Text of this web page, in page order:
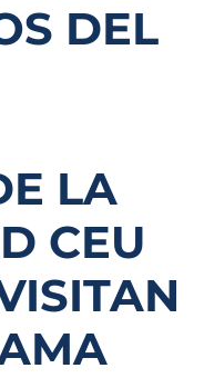
DEL
LA
CEU